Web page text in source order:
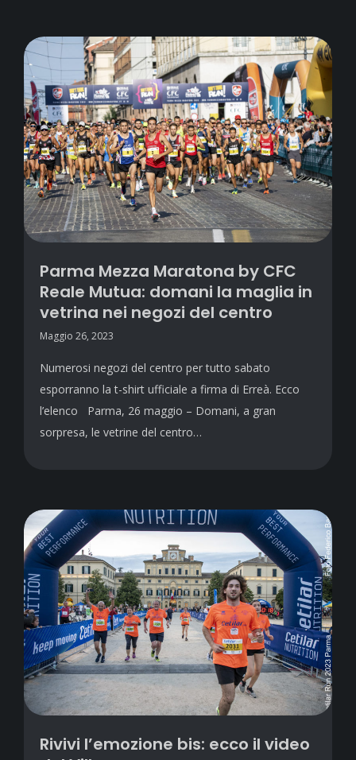
Parma Mezza Maratona by CFC
Reale Mutua: domani la maglia in
vetrina nei negozi del centro
Maggio 26, 2023
Numerosi negozi del centro per tutto sabato
esporranno la t-shirt ufficiale a firma di Erreà. Ecco
l’elenco Parma, 26 maggio – Domani, a gran
sorpresa, le vetrine del centro…
Rivivi l’emozione bis: ecco il video